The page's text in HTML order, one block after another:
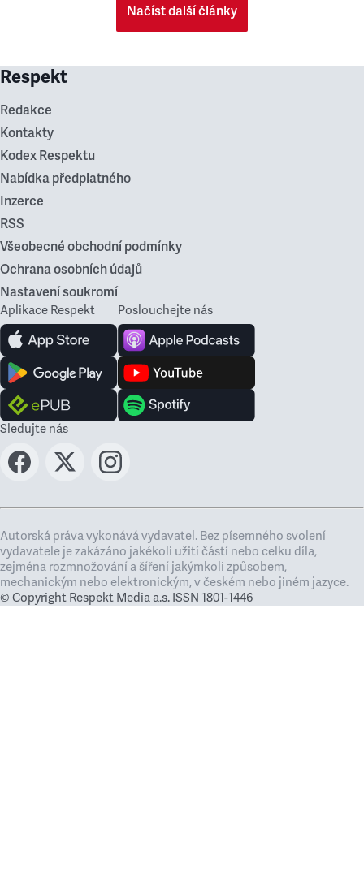
Načíst další články
Respekt
Redakce
Kontakty
Kodex Respektu
Nabídka předplatného
Inzerce
RSS
Všeobecné obchodní podmínky
Ochrana osobních údajů
Nastavení soukromí
Aplikace Respekt Poslouchejte nás
Sledujte nás
Autorská práva vykonává vydavatel. Bez písemného svolení
vydavatele je zakázáno jakékoli užití částí nebo celku díla,
zejména rozmnožování a šíření jakýmkoli způsobem,
mechanickým nebo elektronickým, v českém nebo jiném jazyce.
© Copyright Respekt Media a.s. ISSN 1801-1446